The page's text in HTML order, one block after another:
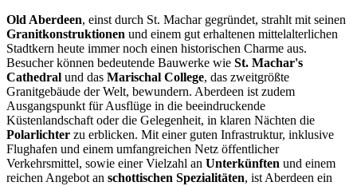
Old Aberdeen, einst durch St. Machar gegründet, strahlt mit seinen
Granitkonstruktionen und einem gut erhaltenen mittelalterlichen
Stadtkern heute immer noch einen historischen Charme aus.
Besucher können bedeutende Bauwerke wie St. Machar's
Cathedral und das Marischal College, das zweitgrößte
Granitgebäude der Welt, bewundern. Aberdeen ist zudem
Ausgangspunkt für Ausflüge in die beeindruckende
Küstenlandschaft oder die Gelegenheit, in klaren Nächten die
Polarlichter zu erblicken. Mit einer guten Infrastruktur, inklusive
Flughafen und einem umfangreichen Netz öffentlicher
Verkehrsmittel, sowie einer Vielzahl an Unterkünften und einem
reichen Angebot an schottischen Spezialitäten, ist Aberdeen ein